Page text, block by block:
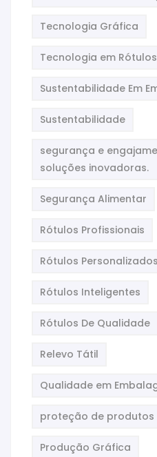
Tecnologia Gráfica
Tecnologia em Rótulos
Sustentabilidade Em
Sustentabilidade
segurança e
soluções inovadoras.
Segurança Alimentar
Rótulos Profissionais
Rótulos Personalizados
Rótulos Inteligentes
Rótulos De Qualidade
Relevo Tátil
Qualidade em
proteção de produtos
Produção Gráfica